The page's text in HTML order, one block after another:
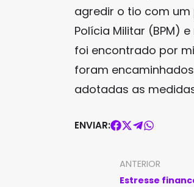
agredir o tio com um
Polícia Militar (BPM)
foi encontrado por
foram
adotadas as
ENVIAR:
ANTERIOR
Estresse